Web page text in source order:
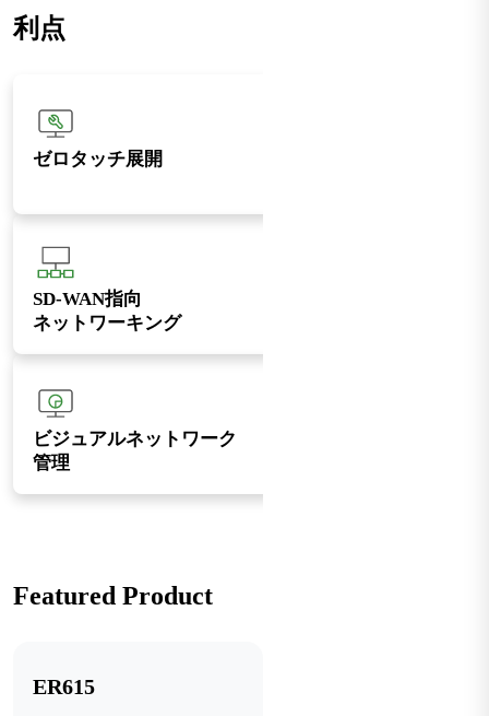
利点
ゼロタッチ展開
SD-WAN指向
ネットワーキング
ビジュアルネットワーク
管理
Featured Product
ER615